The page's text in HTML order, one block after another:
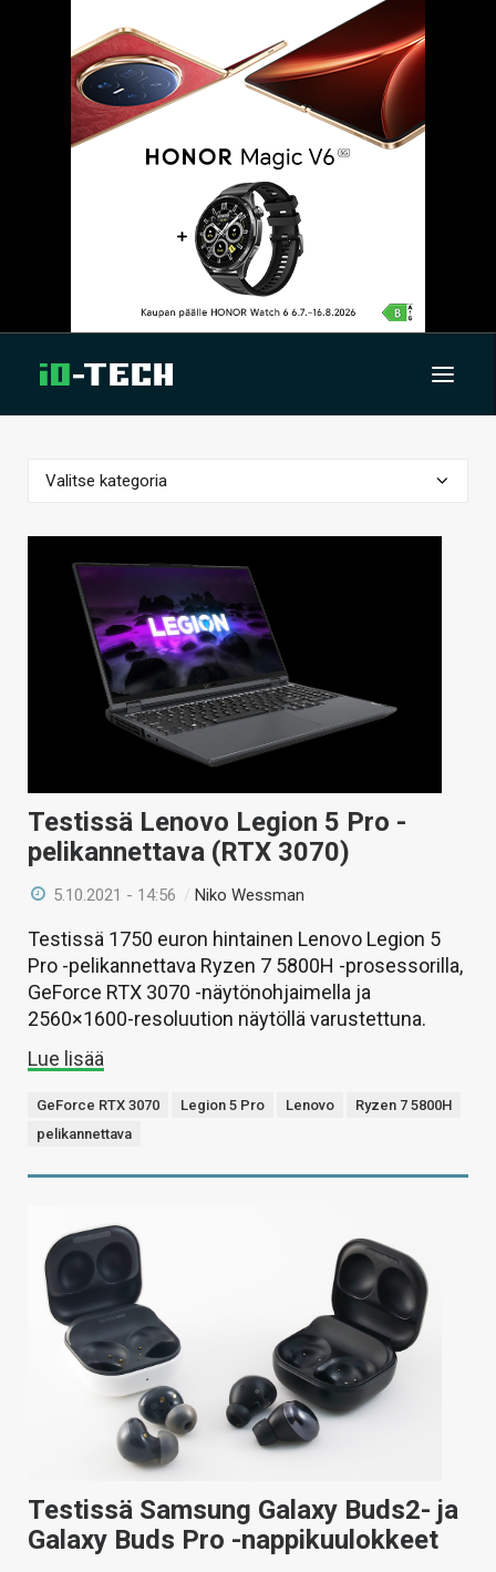
UUTISET
TECHBBS
Testissä Lenovo Legion 5 Pro -
pelikannettava (RTX 3070)
5.10.2021 - 14:56 /Niko Wessman
Testissä 1750 euron hintainen Lenovo Legion 5
Pro -pelikannettava Ryzen 7 5800H -prosessorilla,
GeForce RTX 3070 -näytönohjaimella ja
2560×1600-resoluution näytöllä varustettuna.
Lue lisää
GeForce RTX 3070 Legion 5 Pro Lenovo
Ryzen 7 5800H
pelikannettava
Testissä Samsung Galaxy Buds2- ja
Galaxy Buds Pro -nappikuulokkeet